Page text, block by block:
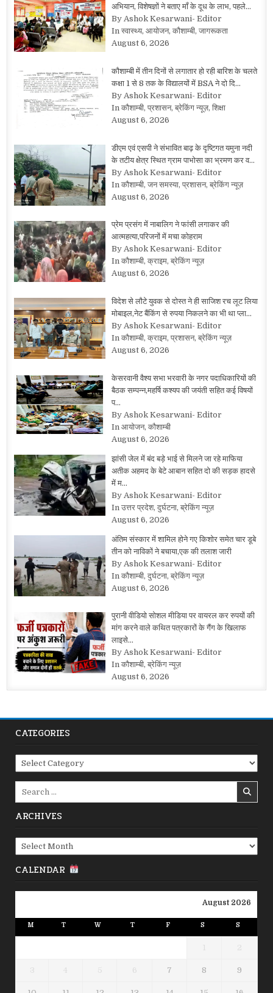
अभियान, विशेषज्ञों ने बताए माँ के दूध के लाभ, पहले…
By Ashok Kesarwani- Editor
In स्वास्थ्य, आयोजन, कौशाम्बी, जागरूकता
August 6, 2026
कौशाम्बी में तीन दिनों से लगातार हो रही बारिश के चलते
कक्षा 1 से 8 तक के विद्यालयों में BSA ने दो दि…
By Ashok Kesarwani- Editor
In कौशाम्बी, प्रशासन, ब्रेकिंग न्यूज़, शिक्षा
August 6, 2026
डीएम एवं एसपी ने संभावित बाढ़ के दृष्टिगत यमुना नदी
के तटीय क्षेत्र स्थित ग्राम पाभोसा का भ्रमण कर व…
By Ashok Kesarwani- Editor
In कौशाम्बी, जन समस्या, प्रशासन, ब्रेकिंग न्यूज़
August 6, 2026
प्रेम प्रसंग में नाबालिग ने फांसी लगाकर की
आत्महत्या,परिजनों में मचा कोहराम
By Ashok Kesarwani- Editor
In कौशाम्बी, क्राइम, ब्रेकिंग न्यूज़
August 6, 2026
विदेश से लौटे युवक से दोस्त ने ही साजिश रच लूट लिया
मोबाइल,नेट बैंकिंग से रुपया निकलने का भी था प्ला…
By Ashok Kesarwani- Editor
In कौशाम्बी, क्राइम, प्रशासन, ब्रेकिंग न्यूज़
August 6, 2026
केसरवानी वैश्य सभा भरवारी के नगर पदाधिकारियों की
बैठक सम्पन्न,महर्षि कश्यप की जयंती सहित कई विषयों
प…
By Ashok Kesarwani- Editor
In आयोजन, कौशाम्बी
August 6, 2026
झांसी जेल में बंद बड़े भाई से मिलने जा रहे माफिया
अतीक अहमद के बेटे आबान सहित दो की सड़क हादसे
में म…
By Ashok Kesarwani- Editor
In उत्तर प्रदेश, दुर्घटना, ब्रेकिंग न्यूज़
August 6, 2026
अंतिम संस्कार में शामिल होने गए किशोर समेत चार डूबे
तीन को नाविकों ने बचाया,एक की तलाश जारी
By Ashok Kesarwani- Editor
In कौशाम्बी, दुर्घटना, ब्रेकिंग न्यूज़
August 6, 2026
पुरानी वीडियो सोशल मीडिया पर वायरल कर रुपयों की
मांग करने वाले कथित पत्रकारों के गैंग के खिलाफ
लाइसे…
By Ashok Kesarwani- Editor
In कौशाम्बी, ब्रेकिंग न्यूज़
August 6, 2026
CATEGORIES
Categories
ARCHIVES
Archives
CALENDAR
August 2026
M T W T F S S
1 2
3 4 5 6 7 8 9